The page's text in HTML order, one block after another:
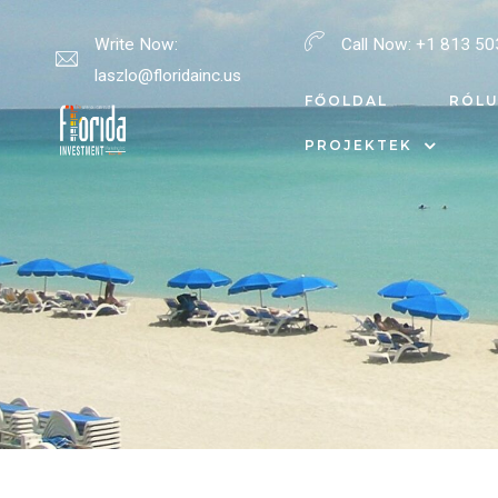
Write Now:
laszlo@floridainc.us
Call Now: +1 813
FŐOLDAL
PROJEKTEK